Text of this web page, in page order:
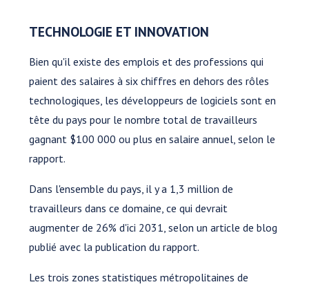
TECHNOLOGIE ET INNOVATION
Bien qu'il existe des emplois et des professions qui
paient des salaires à six chiffres en dehors des rôles
technologiques, les développeurs de logiciels sont en
tête du pays pour le nombre total de travailleurs
gagnant $100 000 ou plus en salaire annuel, selon le
rapport.
Dans l'ensemble du pays, il y a 1,3 million de
travailleurs dans ce domaine, ce qui devrait
augmenter de 26% d'ici 2031, selon un article de blog
publié avec la publication du rapport.
Les trois zones statistiques métropolitaines de